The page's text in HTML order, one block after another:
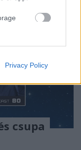
other
Privacy Policy
csupa